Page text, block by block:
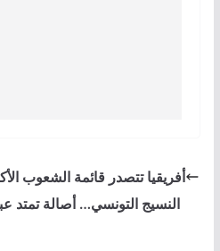
أفريقيا تتصدر قائمة الشعوب
النسيج التونسي… أصالة تمتد